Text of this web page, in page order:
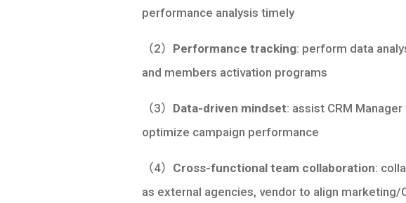
performance analysis timely
（2） Performance tracking: perform data
and members activation programs
（3） Data-driven mindset: assist CRM
optimize campaign performance
（4） Cross-functional team collaboration:
as external agencies, vendor to align